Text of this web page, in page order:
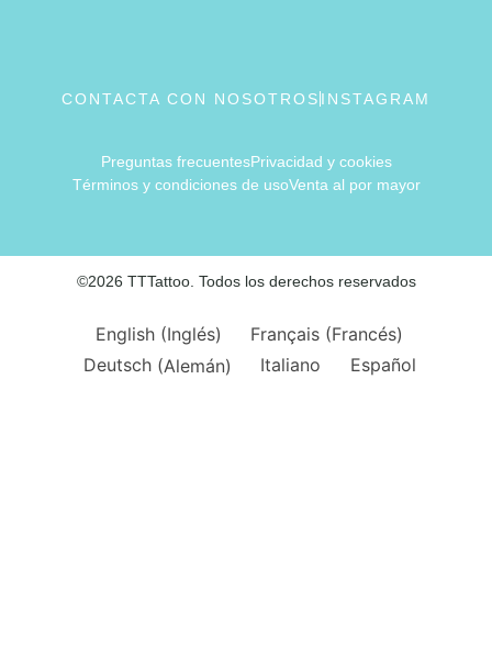
CONTACTA CON NOSOTROS INSTAGRAM
Preguntas frecuentesPrivacidad y cookies
Términos y condiciones de usoVenta al por mayor
©2026 TTTattoo. Todos los derechos reservados
English (Inglés) Français (Francés)
Deutsch(Alemán) Italiano Español